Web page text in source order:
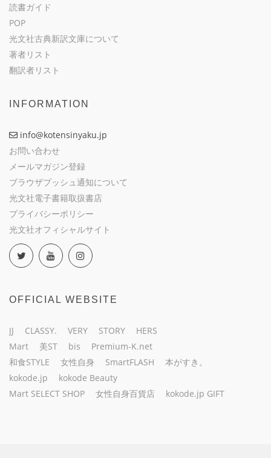
読書ガイド
POP
光文社古典新訳文庫について
著者リスト
翻訳者リスト
INFORMATION
info@kotensinyaku.jp
お問い合わせ
メールマガジン登録
ブラウザプッシュ通知について
光文社電子書籍取扱書店
プライバシーポリシー
光文社オフィシャルサイト
OFFICIAL WEBSITE
JJ CLASSY. VERY STORY
HERS
Mart
美ST bis
Premium-K.net
和食STYLE
女性自身 SmartFLASH
本がすき。
kokode.jp
kokode Beauty
Mart SELECT SHOP
女性自身百貨店 kokode.jp GIFT